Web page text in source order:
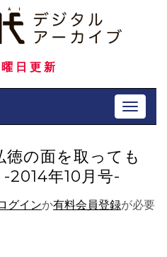
日更新
Toggle
徳の面を取っても
2014年10月号-
グインか有料会員登録が必要